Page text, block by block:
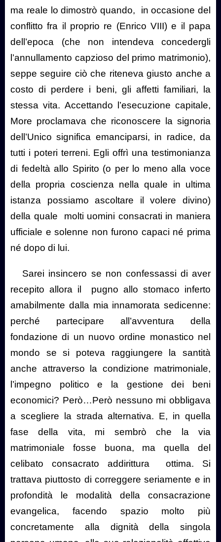
ma reale lo dimostrò quando,
in occasione del
conflitto fra il proprio re (Enrico VIII) e il papa
dell’epoca (che non intendeva concedergli
l’annullamento capzioso del primo matrimonio),
seppe seguire ciò che riteneva giusto anche a
costo di perdere i beni, gli affetti familiari, la
stessa vita. Accettando l’esecuzione capitale,
More proclamava che riconoscere la signoria
dell’Unico significa emanciparsi, in radice, da
tutti i poteri terreni. Egli offrì una testimonianza
di fedeltà allo Spirito (o per lo meno alla voce
della propria coscienza nella quale in ultima
istanza possiamo ascoltare il volere divino)
della quale
molti uomini consacrati in maniera
ufficiale e solenne non furono capaci né prima
né dopo di lui.
Sarei insincero se non confessassi di aver
recepito allora il
pugno allo stomaco inferto
amabilmente dalla mia innamorata sedicenne:
perché partecipare all’avventura della
fondazione di un nuovo ordine monastico nel
mondo se si poteva raggiungere la santità
anche attraverso la condizione matrimoniale,
l’impegno politico e la gestione dei beni
economici? Però…Però nessuno mi obbligava
a scegliere la strada alternativa. E, in quella
fase della vita, mi sembrò che la via
matrimoniale fosse buona, ma quella del
celibato consacrato addirittura
ottima. Si
trattava piuttosto di correggere seriamente e in
profondità le modalità della consacrazione
evangelica, facendo spazio molto più
concretamente alla dignità della singola